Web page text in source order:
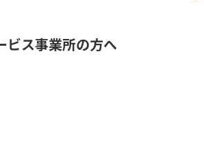
ビス事業所の方へ